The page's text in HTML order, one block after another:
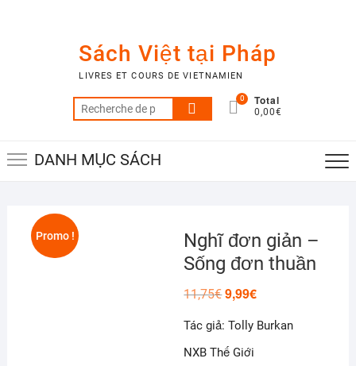
Sách Việt tại Pháp
LIVRES ET COURS DE VIETNAMIEN
Recherche
pour :
0 Total
0,00€
DANH MỤC SÁCH
Promo !
Nghĩ đơn giản –
Sống đơn thuần
11,75€Le
prix
était :
9,99€Le
est :
Tác giả: Tolly Burkan
NXB Thế Giới